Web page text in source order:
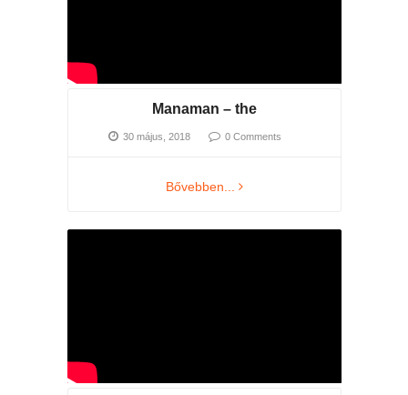
Manaman – the
30 május, 2018 0 Comments
Bővebben...